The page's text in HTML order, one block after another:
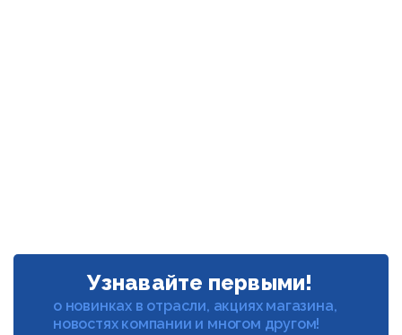
Узнавайте первыми!
о новинках в отрасли, акциях магазина,
новостях компании и многом другом!